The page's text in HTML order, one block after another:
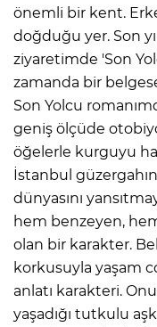
önemli bir kent.
doğduğu yer. Son
ziyaretimde 'Son
zamanda bir
Son Yolcu
geniş ölçüde
öğelerle kurguyu
İstanbul
dünyasını
hem benzeyen,
olan bir karakter.
korkusuyla yaşam
anlatı karakteri.
yaşadığı tutkulu